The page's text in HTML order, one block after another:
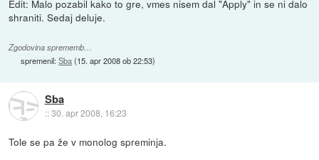
Edit: Malo pozabil kako to gre, vmes nisem dal "Apply" in se ni dalo
shraniti. Sedaj deluje.
Zgodovina sprememb…
spremenil:Sba(15. apr 2008 ob 22:53)
Sba
::30. apr 2008, 16:23
Tole se pa že v monolog spreminja.